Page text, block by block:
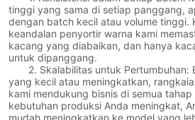
tinggi yang sama di setiap panggang,
dengan batch kecil atau volume tinggi.
keandalan penyortir warna kami
kacang yang diabaikan, dan hanya
untuk dipanggang.
2. Skalabilitas untuk Pertumbuhan:
yang kecil atau meningkatkan,
kami mendukung bisnis di semua
kebutuhan produksi Anda meningkat,